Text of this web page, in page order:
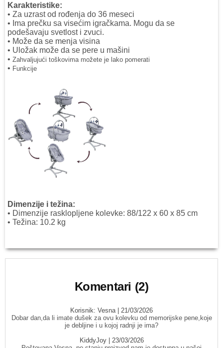
Karakteristike:
• Za uzrast od rođenja do 36 meseci
• Ima prečku sa visećim igračkama. Mogu da se
podešavaju svetlost i zvuci.
• Može da se menja visina
• Uložak može da se pere u mašini
• Zahvaljujući toškovima možete je lako pomerati
• Funkcije
Dimenzije i težina:
• Dimenzije rasklopljene kolevke: 88/122 x 60 x 85 cm
• Težina: 10.2 kg
Komentari (2)
Korisnik: Vesna | 21/03/2026
Dobar dan,da li imate dušek za ovu kolevku od memorijske pene,koje
je debljine i u kojoj radnji je ima?
KiddyJoy | 23/03/2026